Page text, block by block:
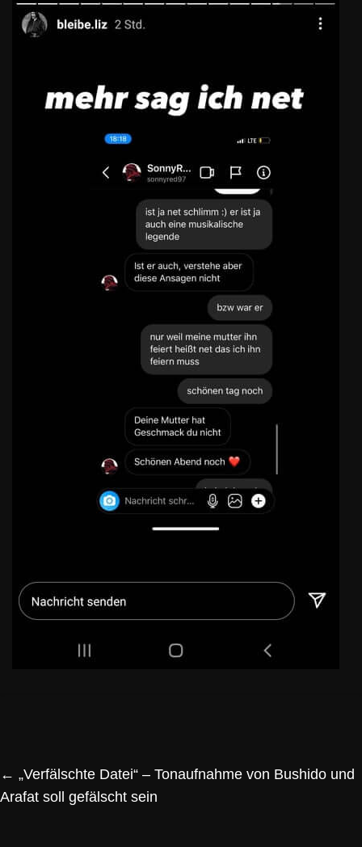
← „Verfälschte Datei“ – Tonaufnahme von Bushido und
Arafat soll gefälscht sein